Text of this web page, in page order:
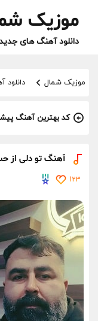
موزیک
دانلود آهنگ های جدید
موزیک شمال دانلود
کد بهترین آهنگ
آهنگ تو دلی از
123